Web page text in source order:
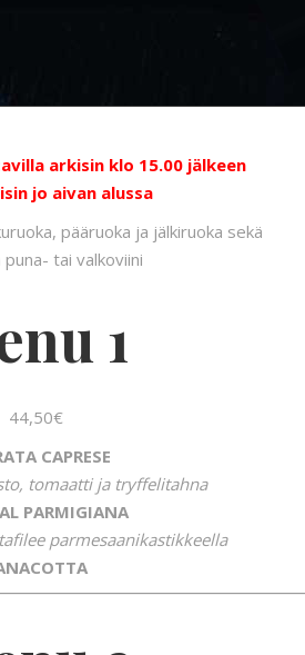
arkisin klo 15.00 jälkeen
jo aivan alussa
pääruoka ja jälkiruoka sekä
tai valkoviini
1
44,50€
CAPRESE
tomaatti ja tryffelitahna
PARMIGIANA
parmesaanikastikkeella